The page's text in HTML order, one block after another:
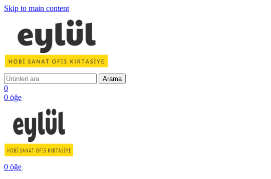
Skip to main content
Arama
0
0 öğe
0 öğe